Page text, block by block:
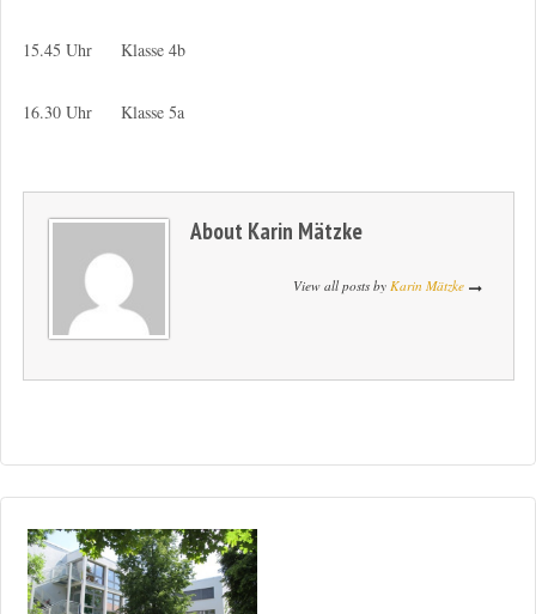
15.45 Uhr Klasse 4b
16.30 Uhr Klasse 5a
About Karin Mätzke
View all posts by Karin Mätzke